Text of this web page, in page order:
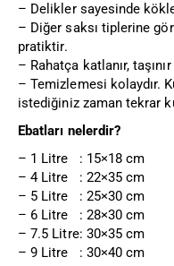
– Delikler sayesinde
– Diğer saksı tiplerine
pratiktir.
– Rahatça katlanır,
– Temizlemesi kolaydır.
istediğiniz zaman tekrar
Ebatları nelerdir?
– 1 Litre : 15×18 cm
– 4 Litre : 22×35 cm
– 5 Litre : 25×30 cm
– 6 Litre : 28×30 cm
– 7.5 Litre: 30×35 cm
– 9 Litre : 30×40 cm